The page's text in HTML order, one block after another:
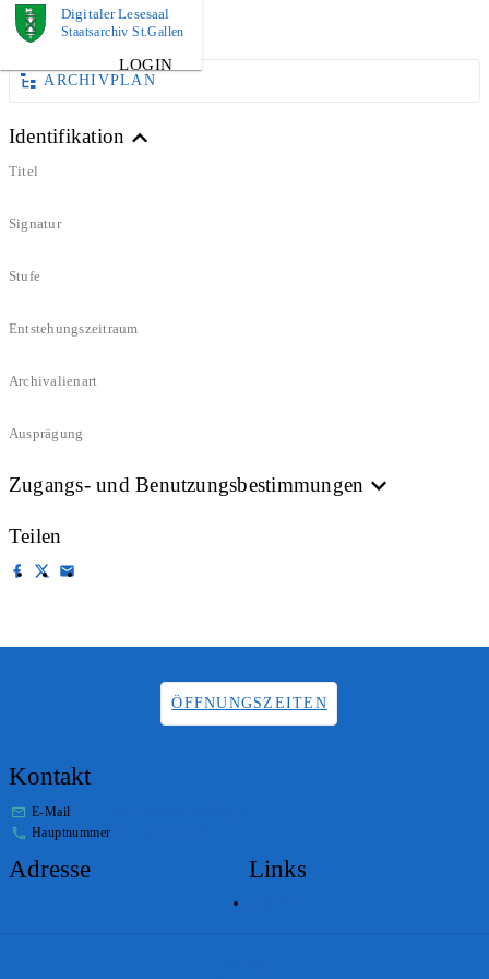
Digitaler Lesesaal
Staatsarchiv St.Gallen
LOGIN
DOKUMENT
ARCHIVPLAN
Identifikation
Titel
Signatur
Stufe
Entstehungszeitraum
Archivalienart
Ausprägung
Zugangs- und Benutzungsbestimmungen
Teilen
ÖFFNUNGSZEITEN
Kontakt
E-Mail
Hauptnummer
Adresse Links